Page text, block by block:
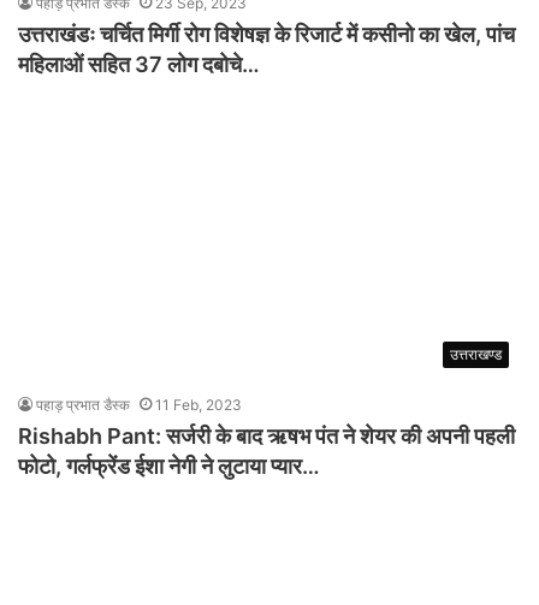
उत्तराखंडः चर्चित मिर्गी रोग विशेषज्ञ के रिजार्ट में कसीनो का खेल, पांच
महिलाओं सहित 37 लोग दबोचे…
उत्तराखण्ड
पहाड़ प्रभात डैस्क 11 Feb, 2023
Rishabh Pant: सर्जरी के बाद ऋषभ पंत ने शेयर की अपनी पहली
फोटो, गर्लफ्रेंड ईशा नेगी ने लुटाया प्यार…